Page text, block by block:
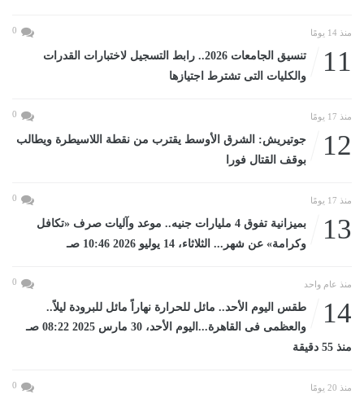
منذ 14 يومًا 0
11
تنسيق الجامعات 2026.. رابط التسجيل لاختبارات القدرات
والكليات التى تشترط اجتيازها
منذ 17 يومًا 0
12
جوتيريش: الشرق الأوسط يقترب من نقطة اللاسيطرة ويطالب
بوقف القتال فورا
منذ 17 يومًا 0
13
بميزانية تفوق 4 مليارات جنيه.. موعد وآليات صرف «تكافل
وكرامة» عن شهر... الثلاثاء، 14 يوليو 2026 10:46 صـ
منذ عام واحد 0
14
طقس اليوم الأحد.. مائل للحرارة نهاراً مائل للبرودة ليلاً..
والعظمى فى القاهرة...اليوم الأحد، 30 مارس 2025 08:22 صـ
منذ 55 دقيقة
منذ 20 يومًا 0